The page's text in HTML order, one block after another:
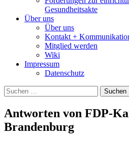
Gesundheitsakte
Über uns
Über uns
Kontakt +
Mitglied werden
Wiki
Impressum
Datenschutz
Suchen
nach:
Antworten von FDP-
Brandenburg